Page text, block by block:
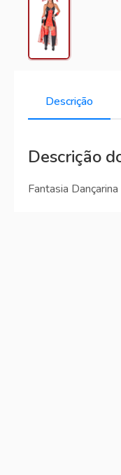
Descrição
Descrição
Fantasia